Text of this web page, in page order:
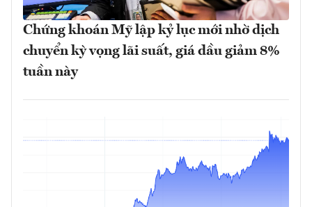
Chứng khoán Mỹ lập kỷ lục mới nhờ dịch
chuyển kỳ vọng lãi suất, giá dầu giảm 8%
tuần này